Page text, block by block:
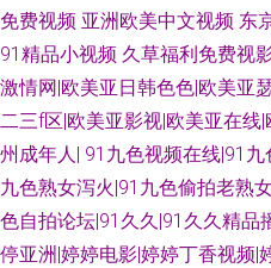
熟妇探花 欧美黑人天堂网 黑丝性爱喷
妖ts伪娘 欧美久久成人网站 人妻福
品一 久久播五月 AV在线资源网 传媒
免费视频 亚洲欧美中文视频 东
91精品小视频 久草福利免费视
激情网|欧美亚日韩色色|欧美亚
二三f区|欧美亚影视|欧美亚在线
州成年人| 91九色视频在线|91
九色熟女泻火|91九色偷拍老熟
色自拍论坛|91久久|91久久精品
停亚洲|婷婷电影|婷婷丁香视频|